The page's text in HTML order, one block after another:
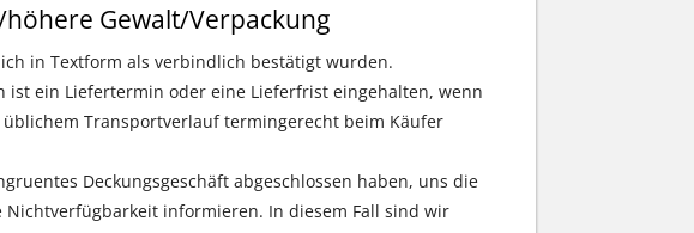
Gewalt/Verpackung
in Textform als verbindlich bestätigt wurden.
ist ein Liefertermin oder eine Lieferfrist eingehalten, wenn
Transportverlauf termingerecht beim Käufer
Deckungsgeschäft abgeschlossen haben, uns die
informieren. In diesem Fall sind wir